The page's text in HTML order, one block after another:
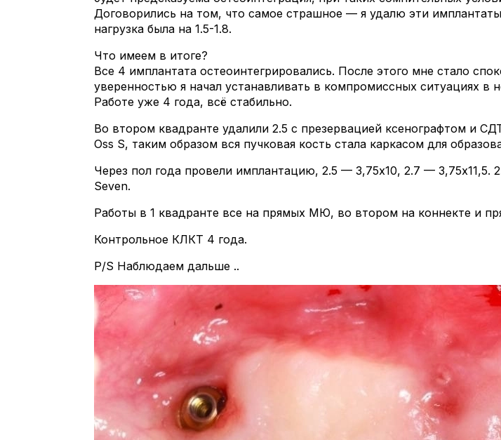
Договорились на том, что самое страшное — я удалю эти
нагрузка была на 1.5-1.8.
Что имеем в итоге?
Все 4 имплантата остеоинтегрировались. После этого мне стало
уверенностью я начал устанавливать в компромиссных ситуациях в
Работе уже 4 года, всё стабильно.
Во втором квадранте удалили 2.5 с презервацией ксенографтом и
Oss S, таким образом вся пучковая кость стала каркасом для
Через пол года провели имплантацию, 2.5 — 3,75х10, 2.7 — 3,75х11,5.
Seven.
Работы в 1 квадранте все на прямых МЮ, во втором на коннекте и
Контрольное КЛКТ 4 года.
P/S Наблюдаем дальше ..